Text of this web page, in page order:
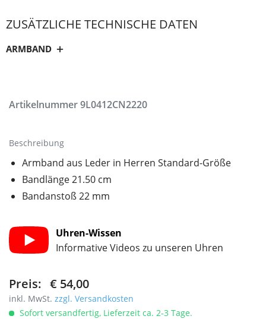
ZUSÄTZLICHE TECHNISCHE DATEN
ARMBAND
Artikelnummer9L0412CN2220
Beschreibung
Armband aus Leder in Herren Standard-Größe
Bandlänge 21.50 cm
Bandanstoß 22 mm
Uhren-Wissen
Informative Videos zu unseren Uhren
Preis: € 54,00
inkl. MwSt. zzgl. Versandkosten
Sofort versandfertig, Lieferzeit ca. 2-3 Tage.